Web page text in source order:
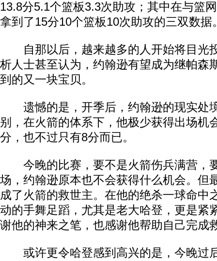
13.8分5.1个篮板3.3次助攻；其中在与篮
拿到了15分10个篮板10次助攻的三双数据
自那以后，越来越多的人开始将目光
析人士甚至认为，约翰逊有望成为继帕森
到的又一块宝贝。
遗憾的是，开季后，约翰逊的现实处
别，在火箭的体系下，他极少获得出场机
分，也不过只有8分而已。
今晚的比赛，要不是火箭伤兵满营，
场，约翰逊原本也不会获得什么机会。但
成了火箭的救世主。在他的绝杀一球命中
动的手舞足蹈，尤其是老大哈登，更是紧
谢他的神来之笔，也感谢他帮助自己完成
或许更令哈登感到高兴的是，今晚过